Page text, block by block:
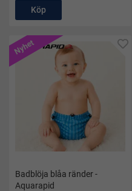
Köp
Badblöja blåa ränder -
Aquarapid
Nyhet